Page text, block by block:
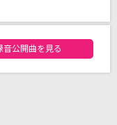
ンキング
音公開曲を見る